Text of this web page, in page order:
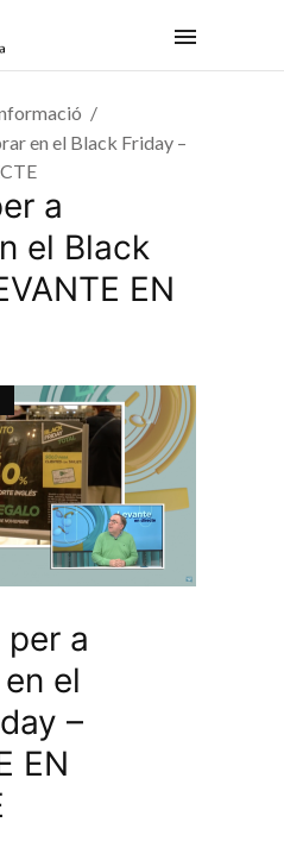
en el Black Friday –
a
el Black
EN
a
el
–
EN